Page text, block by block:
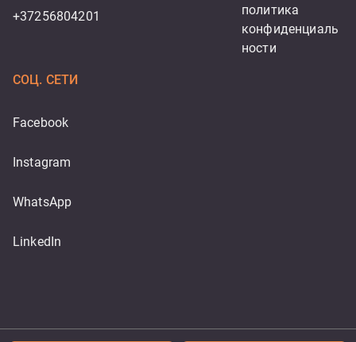
+37256804201
политика
конфиденциаль
ности
СОЦ. СЕТИ
Facebook
Instagram
WhatsApp
LinkedIn